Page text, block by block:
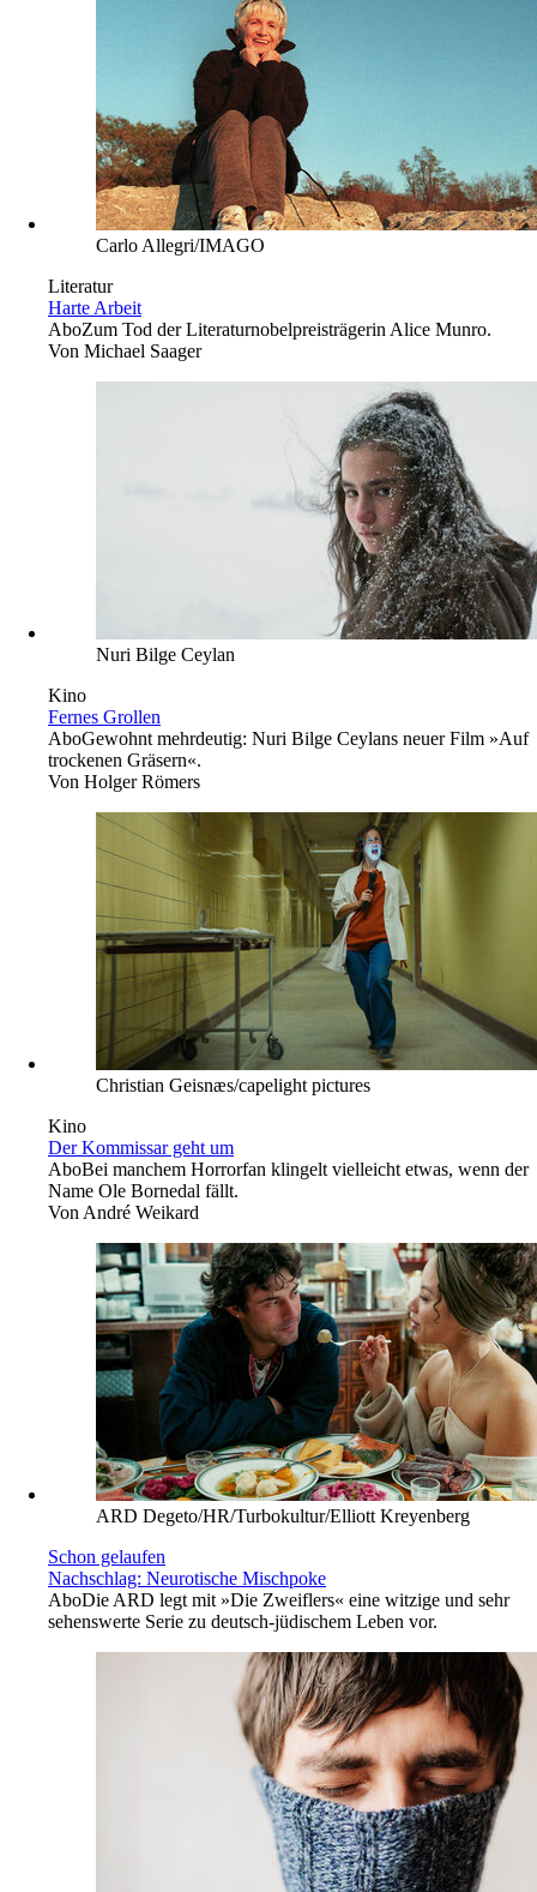
Carlo Allegri/IMAGO
Literatur
Harte Arbeit
AboZum Tod der Literaturnobelpreisträgerin Alice Munro.
Von Michael Saager
Nuri Bilge Ceylan
Kino
Fernes Grollen
AboGewohnt mehrdeutig: Nuri Bilge Ceylans neuer Film »Auf
trockenen Gräsern«.
Von Holger Römers
Christian Geisnæs/capelight pictures
Kino
Der Kommissar geht um
AboBei manchem Horrorfan klingelt vielleicht etwas, wenn der
Name Ole Bornedal fällt.
VonAndré Weikard
ARD Degeto/HR/Turbokultur/Elliott Kreyenberg
Schon gelaufen
Nachschlag: Neurotische Mischpoke
AboDie ARD legt mit »Die Zweiflers« eine witzige und sehr
sehenswerte Serie zu deutsch-jüdischem Leben vor.